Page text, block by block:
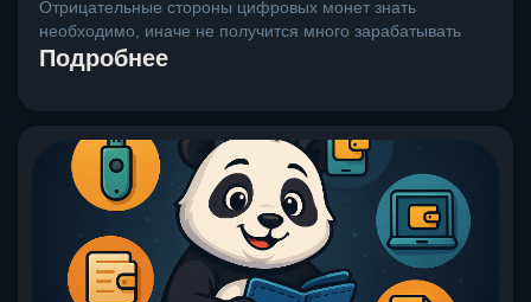
Отрицательные стороны цифровых монет знать
необходимо, иначе не получится много зарабатывать
Подробнее